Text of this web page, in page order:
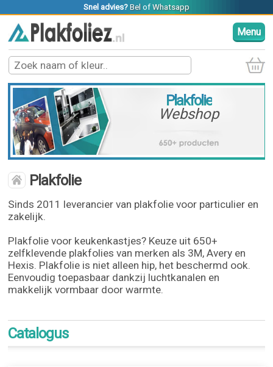
Snel advies? Belof Whatsapp
Menu
Plakfolie
Webshop
Plakfolie
Sinds 2011 leverancier van plakfolie voor particulier en
zakelijk.
Plakfolie voor keukenkastjes? Keuze uit 650+
zelfklevende plakfolies van merken als 3M, Avery en
Hexis. Plakfolie is niet alleen hip, het beschermd ook.
Eenvoudig toepasbaar dankzij luchtkanalen en
makkelijk vormbaar door warmte.
Catalogus